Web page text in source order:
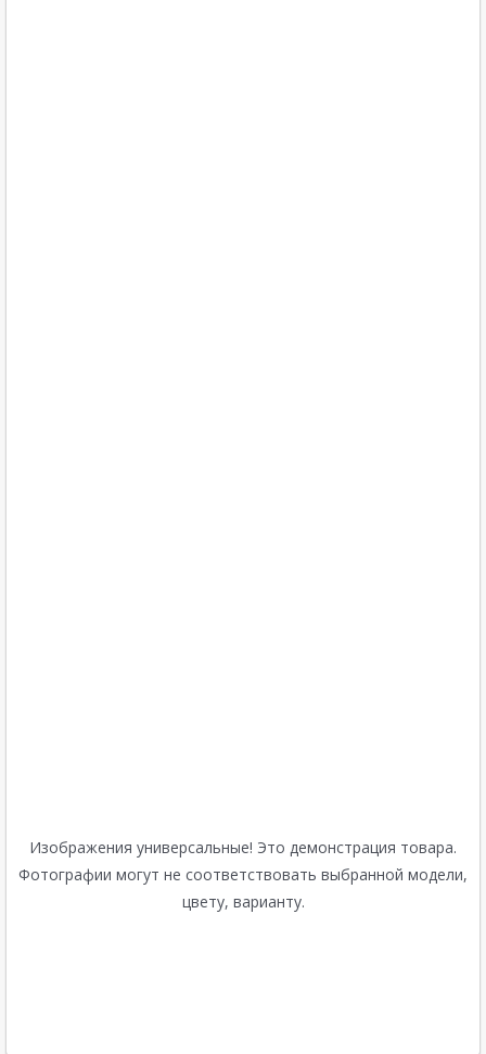
Изображения универсальные! Это демонстрация товара.
Фотографии могут не соответствовать выбранной модели,
цвету, варианту.